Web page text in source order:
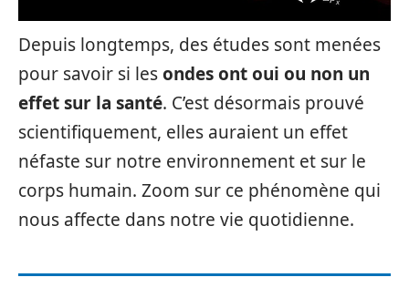
Depuis longtemps, des études sont menées
pour savoir si lesondes ont oui ou non un
effet sur la santé. C’est désormais prouvé
scientifiquement, elles auraient un effet
néfaste sur notre environnement et sur le
corps humain. Zoom sur ce phénomène qui
nous affecte dans notre vie quotidienne.